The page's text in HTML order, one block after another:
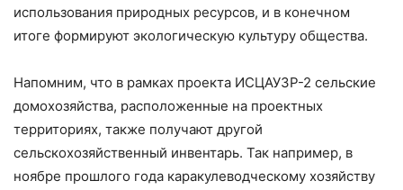
использования природных ресурсов, и в конечном
итоге формируют экологическую культуру общества.
Напомним, что в рамках проекта ИСЦАУЗР-2 сельские
домохозяйства, расположенные на проектных
территориях, также получают другой
сельскохозяйственный инвентарь. Так например, в
ноябре прошлого года каракулеводческому хозяйству